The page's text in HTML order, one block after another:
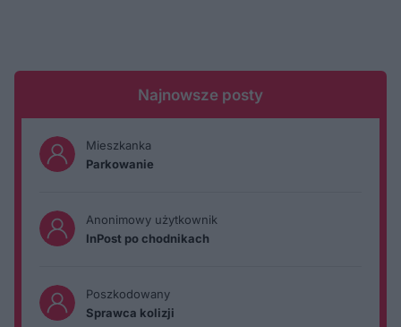
Najnowsze posty
Mieszkanka
Parkowanie
Anonimowy użytkownik
InPost po chodnikach
Poszkodowany
Sprawca kolizji